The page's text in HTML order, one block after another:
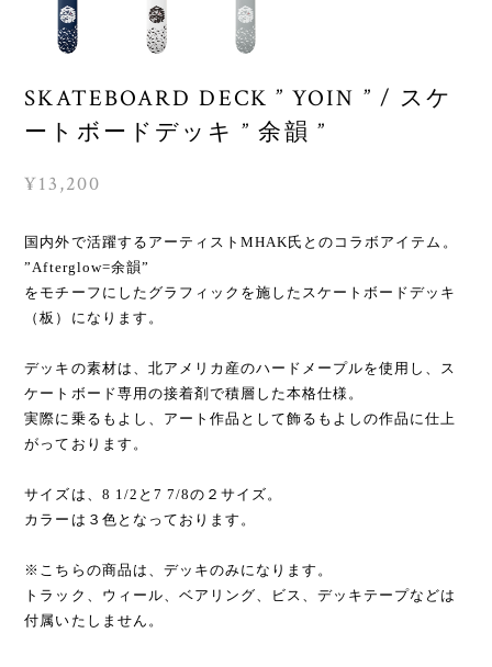
SKATEBOARD DECK ” YOIN ” / スケ
ートボードデッキ ” 余韻 ”
¥13,200
国内外で活躍するアーティストMHAK氏とのコラボアイテム。
”Afterglow=余韻”
をモチーフにしたグラフィックを施したスケートボードデッキ
（板）になります。
デッキの素材は、北アメリカ産のハードメープルを使用し、ス
ケートボード専用の接着剤で積層した本格仕様。
実際に乗るもよし、アート作品として飾るもよしの作品に仕上
がっております。
サイズは、8 1/2と7 7/8の２サイズ。
カラーは３色となっております。
※こちらの商品は、デッキのみになります。
トラック、ウィール、ベアリング、ビス、デッキテープなどは
付属いたしません。